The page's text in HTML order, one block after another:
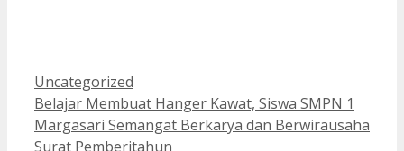
Kategori
Uncategorized
Belajar Membuat Hanger Kawat, Siswa SMPN 1
Margasari Semangat Berkarya dan Berwirausaha
Surat Pemberitahun